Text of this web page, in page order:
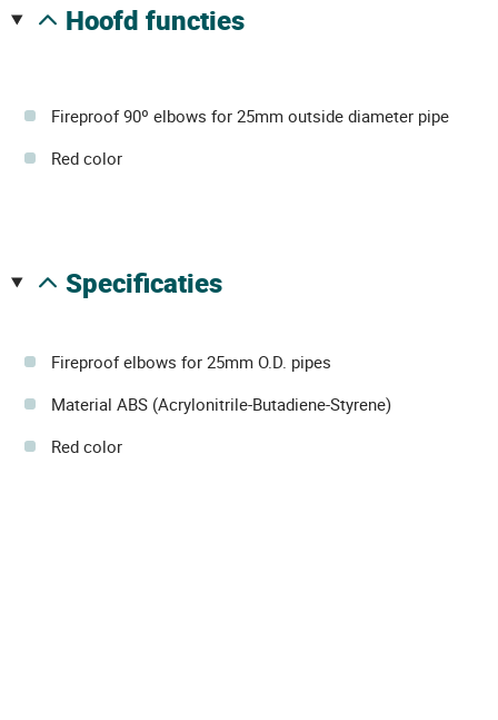
hoofd functies
Fireproof 90º elbows for 25mm outside diameter pipe
Red color
specificaties
Fireproof elbows for 25mm O.D. pipes
Material ABS (Acrylonitrile-Butadiene-Styrene)
Red color